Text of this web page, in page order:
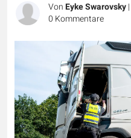
VonEyke Swarovsky|
0 Kommentare